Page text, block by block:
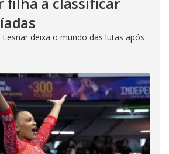
deixa o mundo das lutas após